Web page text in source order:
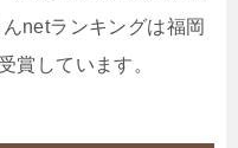
netランキングは福岡
賞しています。